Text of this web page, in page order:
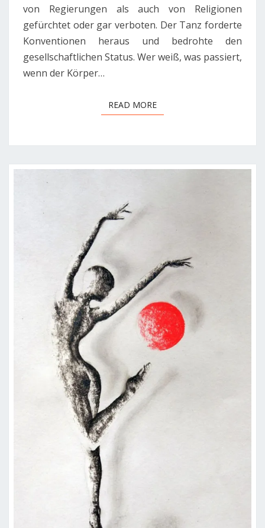
von Regierungen als auch von Religionen
gefürchtet oder gar verboten. Der Tanz forderte
Konventionen heraus und bedrohte den
gesellschaftlichen Status. Wer weiß, was passiert,
wenn der Körper…
READ MOREREAD MORE